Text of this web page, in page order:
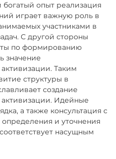
богатый опыт реализация
играет важную роль в
участниками в
С другой стороны
по формированию
значение
Таким
структуры в
создание
Идейные
а также консультация с
и уточнения
насущным